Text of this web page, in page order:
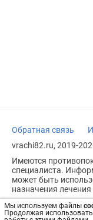
Мы используем файлы
Продолжая использовать
Обратная связь
vrachi82.ru, 2019-
Имеются
специалиста.
может быть
назначения
Возрастное